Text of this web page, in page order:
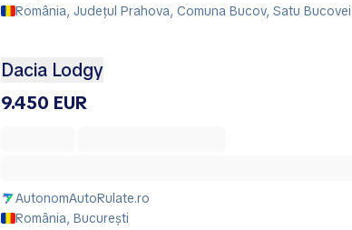
România, Județul Prahova, Comuna Bucov, Satu Bucovei
Dacia Lodgy
9.450 EUR
AutonomAutoRulate.ro
România, București